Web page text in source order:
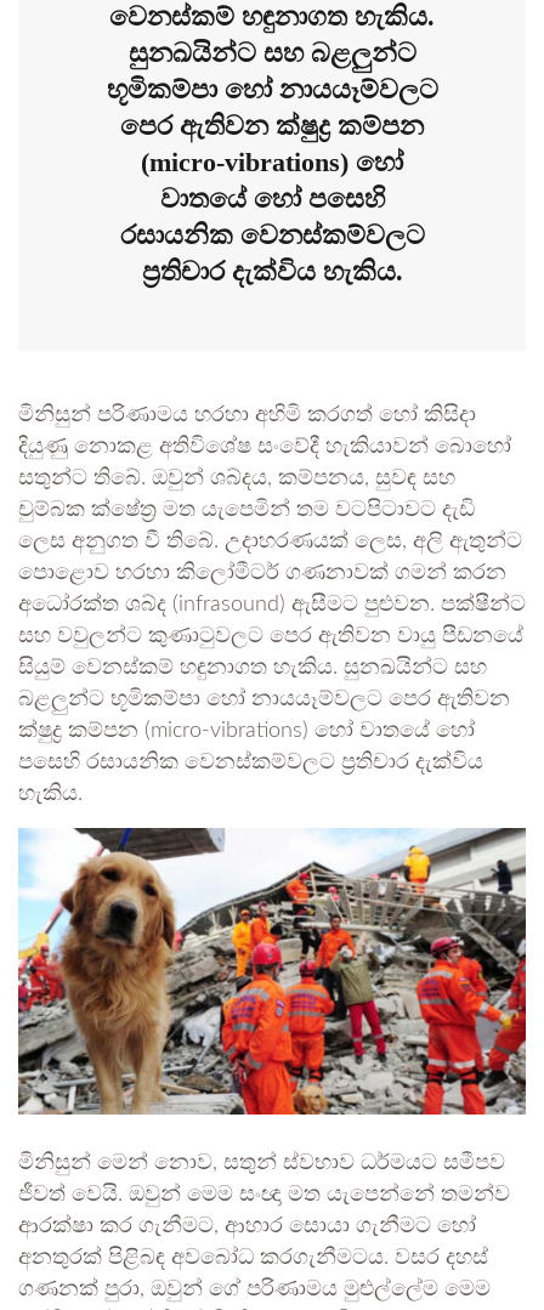
වෙනස්කම් හඳුනාගත හැකිය.
සුනඛයින්ට සහ බළලුන්ට
භූමිකම්පා හෝ නායයෑම්වලට
පෙර ඇතිවන ක්ෂුද්‍ර කම්පන
(micro-vibrations) හෝ
වාතයේ හෝ පසෙහි
රසායනික වෙනස්කම්වලට
ප්‍රතිචාර දැක්විය හැකිය.
මිනිසුන් පරිණාමය හරහා අහිමි කරගත් හෝ කිසිදා
දියුණු නොකළ අතිවිශේෂ සංවේදී හැකියාවන් බොහෝ
සතුන්ට තිබේ. ඔවුන් ශබ්දය, කම්පනය, සුවඳ සහ
චුම්බක ක්ෂේත්‍ර මත යැපෙමින් තම වටපිටාවට දැඩි
ලෙස අනුගත වී තිබේ. උදාහරණයක් ලෙස, අලි ඇතුන්ට
පොළොව හරහා කිලෝමීටර් ගණනාවක් ගමන් කරන
අධෝරක්ත ශබ්ද (infrasound) ඇසීමට පුළුවන. පක්ෂීන්ට
සහ වවුලන්ට කුණාටුවලට පෙර ඇතිවන වායු පීඩනයේ
සියුම් වෙනස්කම් හඳුනාගත හැකිය. සුනඛයින්ට සහ
බළලුන්ට භූමිකම්පා හෝ නායයෑම්වලට පෙර ඇතිවන
ක්ෂුද්‍ර කම්පන (micro-vibrations) හෝ වාතයේ හෝ
පසෙහි රසායනික වෙනස්කම්වලට ප්‍රතිචාර දැක්විය
හැකිය.
මිනිසුන් මෙන් නොව, සතුන් ස්වභාව ධර්මයට සමීපව
ජීවත් වෙයි. ඔවුන් මෙම සංඥා මත යැපෙන්නේ තමන්ව
ආරක්ෂා කර ගැනීමට, ආහාර සොයා ගැනීමට හෝ
අනතුරක් පිළිබඳ අවබෝධ කරගැනීමටය. වසර දහස්
ගණනක් පුරා, ඔවුන් ගේ පරිණාමය මුළුල්ලේම මෙම